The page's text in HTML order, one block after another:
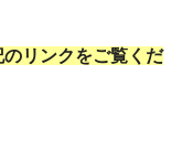
リンクをご覧くだ